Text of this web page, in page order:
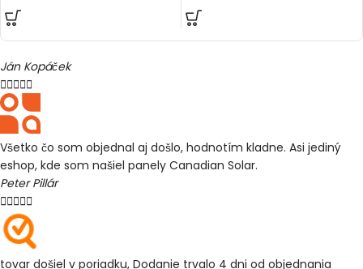
Ján Kopáček

Všetko čo som objednal aj došlo, hodnotím kladne. Asi jediný
eshop, kde som našiel panely Canadian Solar.
Peter Pillár

tovar došiel v poriadku, Dodanie trvalo 4 dni od objednania